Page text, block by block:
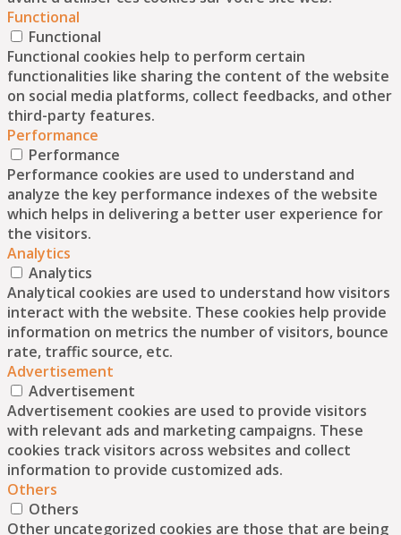
Functional
Functional
Functional cookies help to perform certain
functionalities like sharing the content of the website
on social media platforms, collect feedbacks, and other
third-party features.
Performance
Performance
Performance cookies are used to understand and
analyze the key performance indexes of the website
which helps in delivering a better user experience for
the visitors.
Analytics
Analytics
Analytical cookies are used to understand how visitors
interact with the website. These cookies help provide
information on metrics the number of visitors, bounce
rate, traffic source, etc.
Advertisement
Advertisement
Advertisement cookies are used to provide visitors
with relevant ads and marketing campaigns. These
cookies track visitors across websites and collect
information to provide customized ads.
Others
Others
Other uncategorized cookies are those that are being